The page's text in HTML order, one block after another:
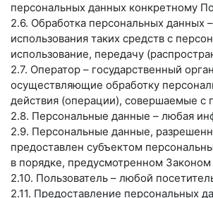
персональных данных конкретному
2.6. Обработка персональных данных
использования таких средств с
использование, передачу
2.7. Оператор – государственный
осуществляющие обработку
действия (операции), совершаемые
2.8. Персональные данные – любая
2.9. Персональные данные,
предоставлен субъектом
в порядке, предусмотренном
2.10. Пользователь – любой
2.11. Предоставление персональных